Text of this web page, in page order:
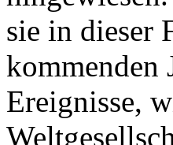
sie in dieser
kommenden
Ereignisse,